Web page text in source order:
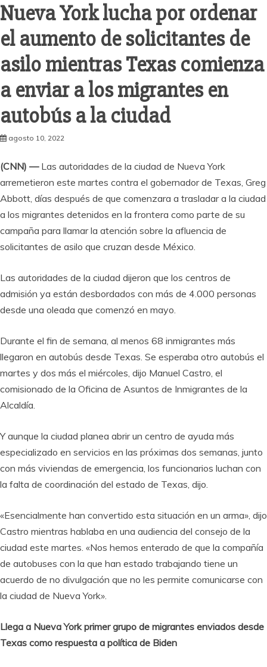
Nueva York lucha por ordenar
el aumento de solicitantes de
asilo mientras Texas comienza
a enviar a los migrantes en
autobús a la ciudad
agosto 10, 2022
(CNN) —Las autoridades de la ciudad de Nueva York
arremetieron este martes contra el gobernador de Texas, Greg
Abbott, días después de que comenzara a trasladar a la ciudad
a los migrantes detenidos en la frontera como parte de su
campaña para llamar la atención sobre la afluencia de
solicitantes de asilo que cruzan desde México.
Las autoridades de la ciudad dijeron que los centros de
admisión ya están desbordados con más de 4.000 personas
desde una oleada que comenzó en mayo.
Durante el fin de semana, al menos 68 inmigrantes más
llegaron en autobús desde Texas. Se esperaba otro autobús el
martes y dos más el miércoles, dijo Manuel Castro, el
comisionado de la Oficina de Asuntos de Inmigrantes de la
Alcaldía.
Y aunque la ciudad planea abrir un centro de ayuda más
especializado en servicios en las próximas dos semanas, junto
con más viviendas de emergencia, los funcionarios luchan con
la falta de coordinación del estado de Texas, dijo.
«Esencialmente han convertido esta situación en un arma», dijo
Castro mientras hablaba en una audiencia del consejo de la
ciudad este martes. «Nos hemos enterado de que la compañía
de autobuses con la que han estado trabajando tiene un
acuerdo de no divulgación que no les permite comunicarse con
la ciudad de Nueva York».
Llega a Nueva York primer grupo de migrantes enviados desde
Texas como respuesta a política de Biden